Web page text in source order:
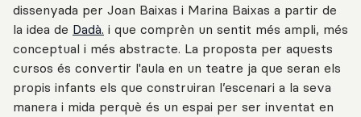
dissenyada per Joan Baixas i Marina Baixas a partir de
la idea de Dadà. i que comprèn un sentit més ampli, més
conceptual i més abstracte. La proposta per aquests
cursos és convertir l'aula en un teatre ja que seran els
propis infants els que construiran l’escenari a la seva
manera i mida perquè és un espai per ser inventat en